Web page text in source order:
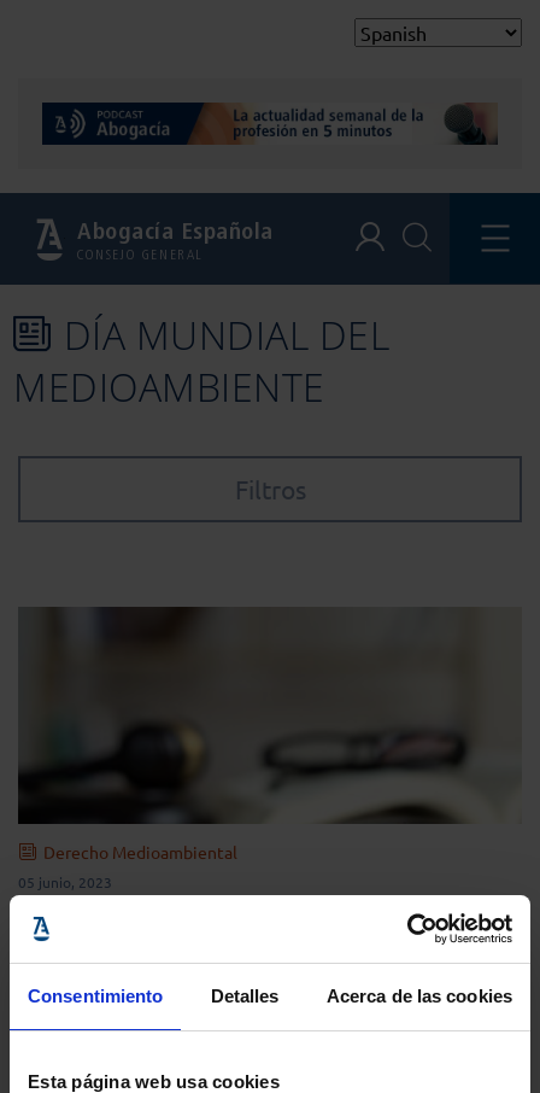
Consentimiento Detalles Acerca de las cookies
Esta página web usa cookies
Abogacía Española
CONSEJO GENERAL
DÍA MUNDIAL DEL
MEDIOAMBIENTE
Filtros
Derecho Medioambiental
05 junio, 2023
La defensa del medioambiente, a debate